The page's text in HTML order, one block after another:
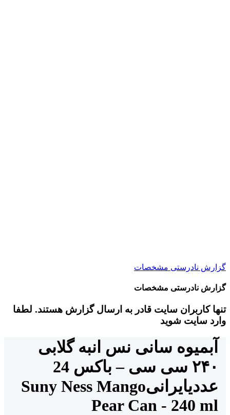
گزارش نادرستی مشخصات
گزارش نادرستی مشخصات
تنها کاربران سایت قادر به ارسال گزارش هستند. لطفا
وارد سایت شوید
آبمیوه سانی نس انبه گلابی
۲۴۰ سی سی – باکس 24
عددیایرانیSuny Ness Mango
Pear Can - 240 ml